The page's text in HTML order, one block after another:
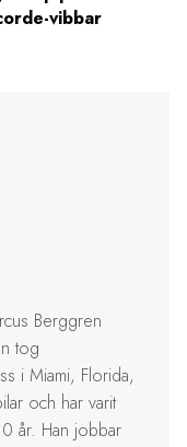
vibbar
Berggren
tog
i Miami, Florida,
och har varit
år. Han jobbar